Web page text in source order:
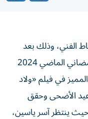
الفني، وذلك بعد
النجاح الكبير الذي حققه في السباق الرمضاني الماضي 2024
في فيلم «ولاد
عيد الأضحى وحقق
ينتظر آسر ياسين،